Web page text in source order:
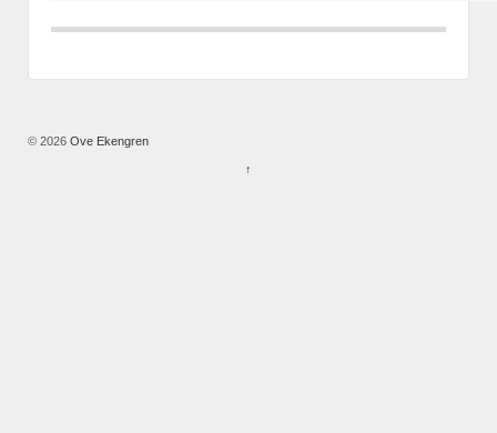
© 2026 Ove Ekengren
↑